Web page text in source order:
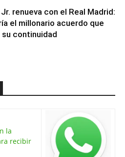
renueva con el Real Madrid:
el millonario acuerdo que
su continuidad
la
recibir